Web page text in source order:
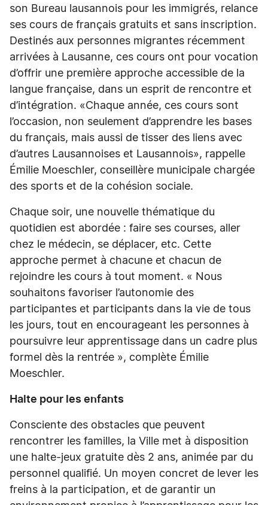
son Bureau lausannois pour les immigrés, relance
ses cours de français gratuits et sans inscription.
Destinés aux personnes migrantes récemment
arrivées à Lausanne, ces cours ont pour vocation
d’offrir une première approche accessible de la
langue française, dans un esprit de rencontre et
d’intégration. «Chaque année, ces cours sont
l’occasion, non seulement d’apprendre les bases
du français, mais aussi de tisser des liens avec
d’autres Lausannoises et Lausannois», rappelle
Émilie Moeschler, conseillère municipale chargée
des sports et de la cohésion sociale.
Chaque soir, une nouvelle thématique du
quotidien est abordée : faire ses courses, aller
chez le médecin, se déplacer, etc. Cette
approche permet à chacune et chacun de
rejoindre les cours à tout moment. « Nous
souhaitons favoriser l’autonomie des
participantes et participants dans la vie de tous
les jours, tout en encourageant les personnes à
poursuivre leur apprentissage dans un cadre plus
formel dès la rentrée », complète Émilie
Moeschler.
Halte pour les enfants
Consciente des obstacles que peuvent
rencontrer les familles, la Ville met à disposition
une halte-jeux gratuite dès 2 ans, animée par du
personnel qualifié. Un moyen concret de lever les
freins à la participation, et de garantir un